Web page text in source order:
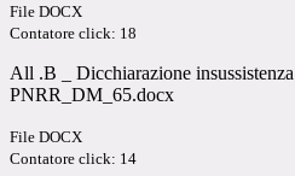
File DOCX
Contatore click: 18
All .B _ Dicchiarazione
PNRR_DM_65.docx
File DOCX
Contatore click: 14